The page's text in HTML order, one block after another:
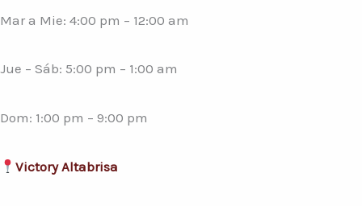
Mar a Mie: 4:00 pm – 12:00 am
Jue – Sáb: 5:00 pm – 1:00 am
Dom: 1:00 pm – 9:00 pm
Victory Altabrisa